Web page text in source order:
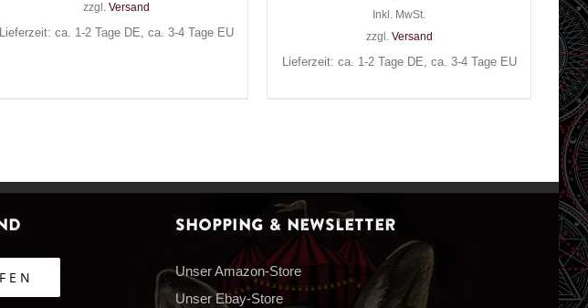
zzgl. Versand
Lieferzeit: ca. 1-2 Tage DE, ca. 3-4 Tage EU
Inkl. MwSt.
zzgl. Versand
Lieferzeit: ca. 1-2 Tage DE, ca. 3-4 Tage EU
Shopping & Newsletter
Unser Amazon-Store
Unser Ebay-Store